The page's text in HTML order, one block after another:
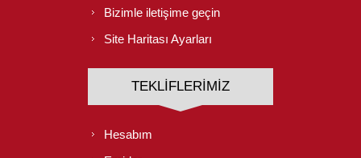
Bizimle iletişime geçin
Site Haritası Ayarları
TEKLIFLERIMIZ
Hesabım